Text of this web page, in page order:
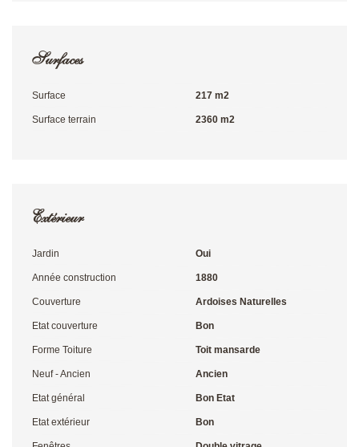
Surfaces
Surface 217 m2
Surface terrain 2360 m2
Extérieur
Jardin Oui
Année construction 1880
Couverture Ardoises Naturelles
Etat couverture Bon
Forme Toiture Toit mansarde
Neuf - Ancien Ancien
Etat général Bon Etat
Etat extérieur Bon